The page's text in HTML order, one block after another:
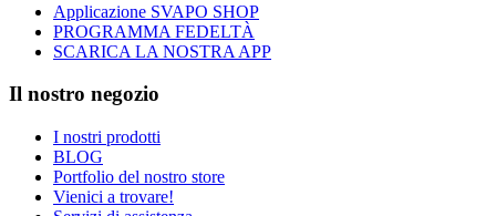
Applicazione SVAPO SHOP
PROGRAMMA FEDELTÀ
SCARICA LA NOSTRA APP
Il nostro negozio
I nostri prodotti
BLOG
Portfolio del nostro store
Vienici a trovare!